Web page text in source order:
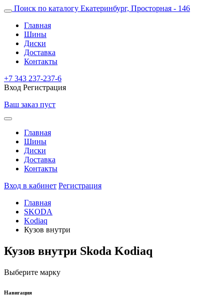
Поиск по каталогу Екатеринбург, Просторная - 146
Главная
Шины
Диски
Доставка
Контакты
+7 343 237-237-6
Вход Регистрация
Ваш заказ пуст
Главная
Шины
Диски
Доставка
Контакты
Вход в кабинет Регистрация
Главная
SKODA
Kodiaq
Кузов внутри
Кузов внутри Skoda Kodiaq
Выберите марку
Навигация